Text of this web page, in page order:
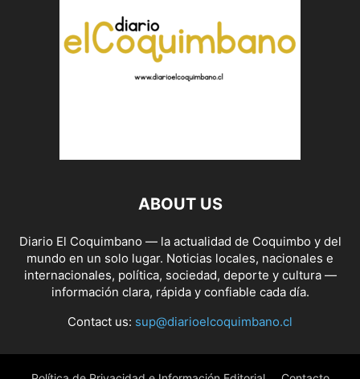
ABOUT US
Diario El Coquimbano — la actualidad de Coquimbo y del
mundo en un solo lugar. Noticias locales, nacionales e
internacionales, política, sociedad, deporte y cultura —
información clara, rápida y confiable cada día.
Contact us: sup@diarioelcoquimbano.cl